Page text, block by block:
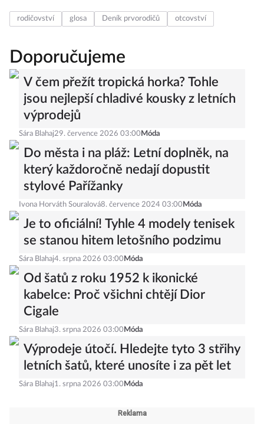
rodičovství glosa Deník prvorodičů otcovství
Doporučujeme
V čem přežít tropická horka? Tohle
jsou nejlepší chladivé kousky z letních
výprodejů
Sára Blahaj29. července 2026 03:00 Móda
Do města i na pláž: Letní doplněk, na
který každoročně nedají dopustit
stylové Pařížanky
Ivona Horváth Souralová8. července 2024 03:00 Móda
Je to oficiální! Tyhle 4 modely tenisek
se stanou hitem letošního podzimu
Sára Blahaj4. srpna 2026 03:00 Móda
Od šatů z roku 1952 k ikonické
kabelce: Proč všichni chtějí Dior
Cigale
Sára Blahaj3. srpna 2026 03:00 Móda
Výprodeje útočí. Hledejte tyto 3 střihy
letních šatů, které unosíte i za pět let
Sára Blahaj1. srpna 2026 03:00 Móda